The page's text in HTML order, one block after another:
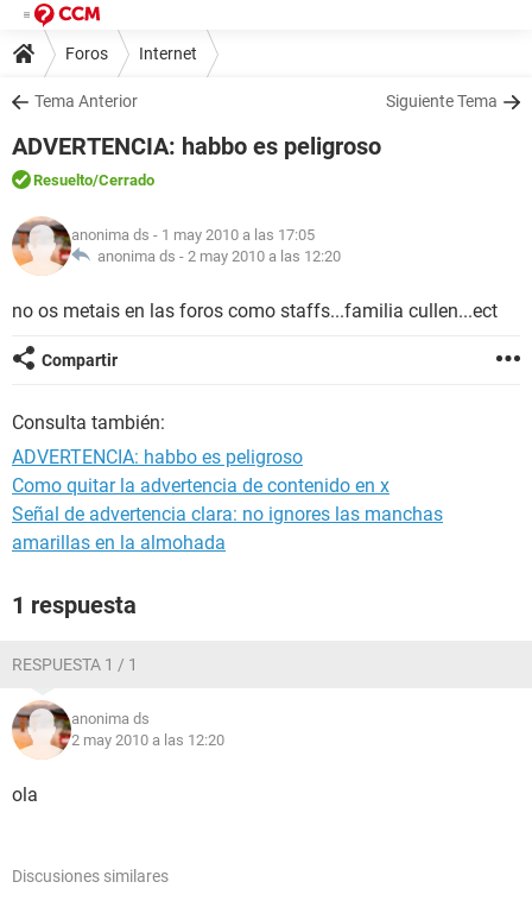
Foros Internet
Tema Anterior Siguiente Tema
ADVERTENCIA: habbo es peligroso
Resuelto/Cerrado
anonima ds - 1 may 2010 a las 17:05
anonima ds - 2 may 2010 a las 12:20
no os metais en las foros como staffs...familia cullen...ect
Compartir
Consulta también:
ADVERTENCIA: habbo es peligroso
Como quitar la advertencia de contenido en x
Señal de advertencia clara: no ignores las manchas
amarillas en la almohada
1 respuesta
RESPUESTA 1 / 1
anonima ds
2 may 2010 a las 12:20
ola
Discusiones similares